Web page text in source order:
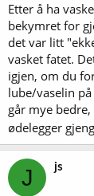
Etter å ha
bekymret for
det var litt
vasket fatet.
igjen, om du
lube/vaselin
går mye
ødelegger
J js